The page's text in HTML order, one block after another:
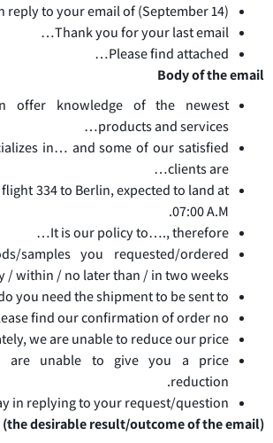
reply to your email of (September 14)…
Thank you for your last email…
Please find attached…
Body of the email
offer knowledge of the newest
products and services…
in… and some of our satisfied
clients are…
334 to Berlin, expected to land at
07:00 A.M.
It is our policy to…., therefore…
samples you requested/ordered
/ within / no later than / in two weeks.
you need the shipment to be sent to?
find our confirmation of order no. .
we are unable to reduce our price.
are unable to give you a price
reduction.
in replying to your request/question.
(the desirable result/outcome of the email)